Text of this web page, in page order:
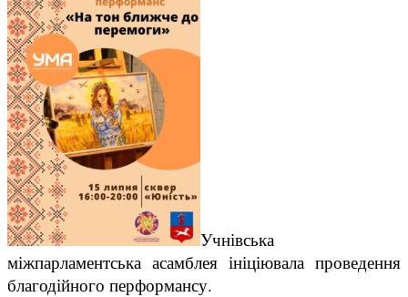
Учнівська
міжпарламентська асамблея ініціювала проведення
благодійного перформансу.